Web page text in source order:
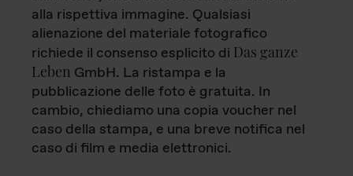
alla rispettiva immagine. Qualsiasi
alienazione del materiale fotografico
richiede il consenso esplicito di Das ganze
Leben GmbH. La ristampa e la
pubblicazione delle foto è gratuita. In
cambio, chiediamo una copia voucher nel
caso della stampa, e una breve notifica nel
caso di film e media elettronici.